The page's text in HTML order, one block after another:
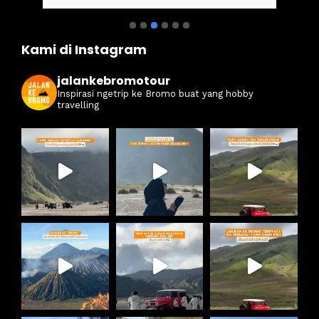
amazing banget pesonannya
Kami di Instagram
jalankebromotour
Inspirasi ngetrip ke Bromo buat yang hobby
travelling